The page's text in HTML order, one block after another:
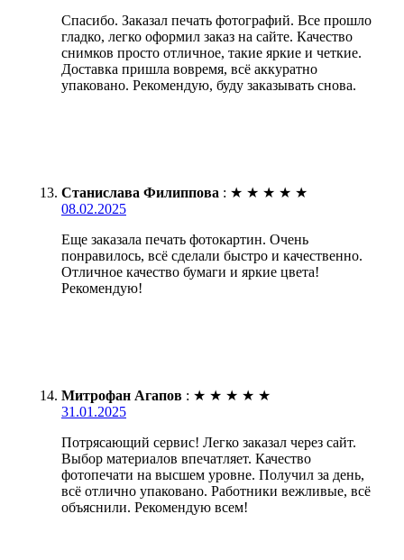
Спасибо. Заказал печать фотографий. Все прошло
гладко, легко оформил заказ на сайте. Качество
снимков просто отличное, такие яркие и четкие.
Доставка пришла вовремя, всё аккуратно
упаковано. Рекомендую, буду заказывать снова.
Станислава Филиппова : ★ ★ ★ ★ ★
08.02.2025
Еще заказала печать фотокартин. Очень
понравилось, всё сделали быстро и качественно.
Отличное качество бумаги и яркие цвета!
Рекомендую!
Митрофан Агапов : ★ ★ ★ ★ ★
31.01.2025
Потрясающий сервис! Легко заказал через сайт.
Выбор материалов впечатляет. Качество
фотопечати на высшем уровне. Получил за день,
всё отлично упаковано. Работники вежливые, всё
объяснили. Рекомендую всем!